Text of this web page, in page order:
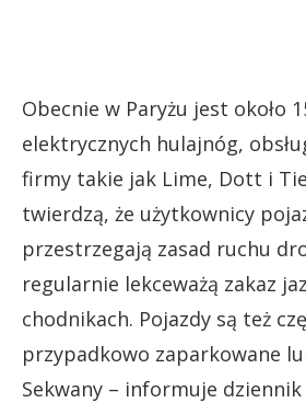
Obecnie w Paryżu jest około
elektrycznych hulajnóg,
firmy takie jak Lime, Dott i
twierdzą, że użytkownicy
przestrzegają zasad ruchu
regularnie lekceważą zakaz
chodnikach. Pojazdy są też
przypadkowo zaparkowane
Sekwany – informuje